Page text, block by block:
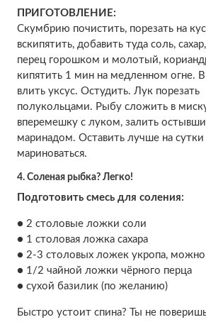
ПРИГОТОВЛЕНИЕ:
Скумбрию почистить, порезать на
вскипятить, добавить туда соль,
перец горошком и молотый,
кипятить 1 мин на медленном огне.
влить уксус. Остудить. Лук порезать
полукольцами. Рыбу сложить в
вперемешку с луком, залить
маринадом. Оставить лучше на сутки
мариноваться.
4. Соленая рыбка? Легко!
Подготовить смесь для соления:
● 2 столовые ложки соли
● 1 столовая ложка сахара
● 2-3 столовых ложек укропа,
● 1/2 чайной ложки чёрного перца
● сухой базилик (по желанию)
Быстро устоит спина? Ты не